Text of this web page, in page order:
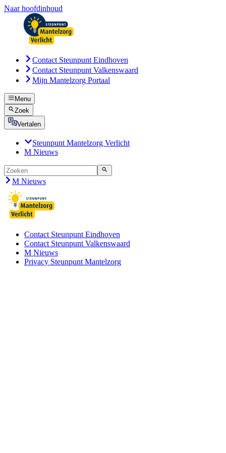
Naar hoofdinhoud
Contact Steunpunt Eindhoven
Contact Steunpunt Valkenswaard
Mijn Mantelzorg Portaal
Menu
Zoek
Vertalen
Steunpunt Mantelzorg Verlicht
M Nieuws
M Nieuws
Contact Steunpunt Eindhoven
Contact Steunpunt Valkenswaard
M Nieuws
Privacy Steunpunt Mantelzorg